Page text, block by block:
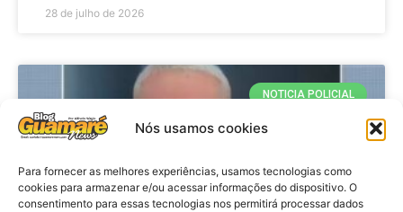
Nós usamos cookies
Para fornecer as melhores experiências, usamos tecnologias como
cookies para armazenar e/ou acessar informações do dispositivo. O
consentimento para essas tecnologias nos permitirá processar dados
28 de julho de 2026
NOTICIA POLICIAL